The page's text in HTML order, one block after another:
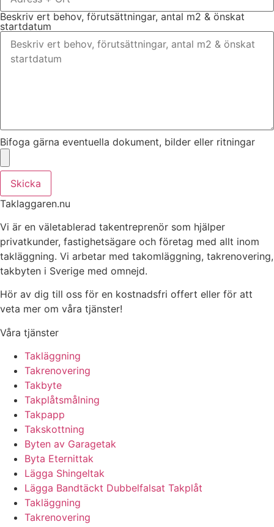
Beskriv ert behov, förutsättningar, antal m2 & önskat
startdatum
Bifoga gärna eventuella dokument, bilder eller ritningar
Skicka
Taklaggaren.nu
Vi är en väletablerad takentreprenör som hjälper
privatkunder, fastighetsägare och företag med allt inom
takläggning. Vi arbetar med takomläggning, takrenovering,
takbyten i Sverige med omnejd.
Hör av dig till oss för en kostnadsfri offert eller för att
veta mer om våra tjänster!
Våra tjänster
Takläggning
Takrenovering
Takbyte
Takplåtsmålning
Takpapp
Takskottning
Byten av Garagetak
Byta Eternittak
Lägga Shingeltak
Lägga Bandtäckt Dubbelfalsat Takplåt
Takläggning
Takrenovering